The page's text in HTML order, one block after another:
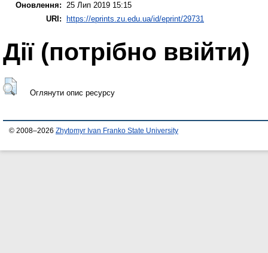
Оновлення: 25 Лип 2019 15:15
URI:
https://eprints.zu.edu.ua/id/eprint/29731
Дії ​​(потрібно ввійти)
Оглянути опис ресурсу
© 2008–2026 Zhytomyr Ivan Franko State University